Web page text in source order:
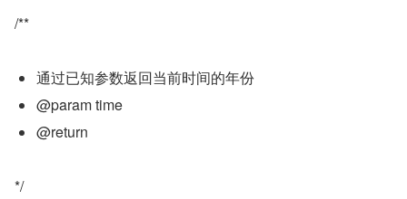
/**
通过已知参数返回当前时间的年份
@param time
@return
*/